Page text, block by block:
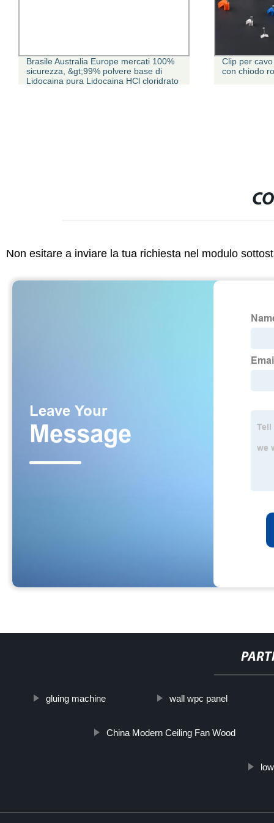
Brasile Australia Europe mercati 100%
sicurezza, &gt;99% polvere base di
Lidocaina pura Lidocaina HCl cloridrato
Clip per
con chiodo
Non esitare a inviare la tua richiesta nel modulo
gluing machine wall wpc panel
China Modern Ceiling Fan Wood